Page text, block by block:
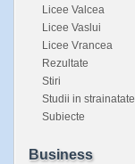
Licee Valcea
Licee Vaslui
Licee Vrancea
Rezultate
Stiri
Studii in strainatate
Subiecte
Business